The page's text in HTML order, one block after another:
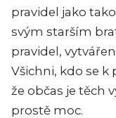
pravidel jako
svým starším
pravidel,
Všichni, kdo se k
že občas je těch
prostě moc.